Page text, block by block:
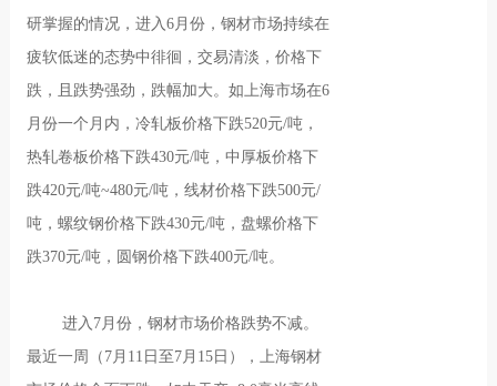
研掌握的情况，进入6月份，钢材市场持续在
疲软低迷的态势中徘徊，交易清淡，价格下
跌，且跌势强劲，跌幅加大。如上海市场在6
月份一个月内，冷轧板价格下跌520元/吨，
热轧卷板价格下跌430元/吨，中厚板价格下
跌420元/吨~480元/吨，线材价格下跌500元/
吨，螺纹钢价格下跌430元/吨，盘螺价格下
跌370元/吨，圆钢价格下跌400元/吨。
进入7月份，钢材市场价格跌势不减。
最近一周（7月11日至7月15日），上海钢材